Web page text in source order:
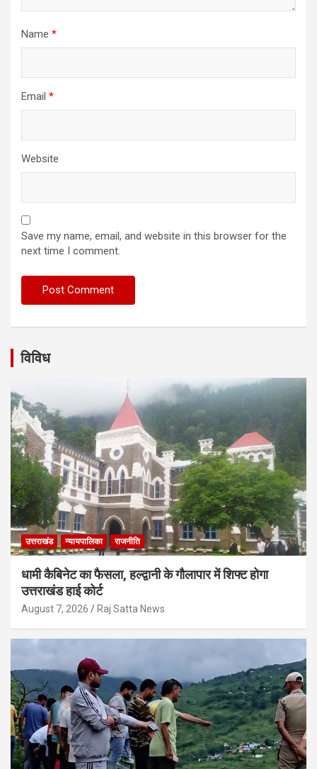
Name *
Email *
Website
Save my name, email, and website in this browser for the
next time I comment.
विविध
उत्तराखंड न्यायपालिका राजनीति
धामी कैबिनेट का फैसला, हल्द्वानी के गौलापार में शिफ्ट होगा
उत्तराखंड हाई कोर्ट
August 7, 2026 Raj Satta News